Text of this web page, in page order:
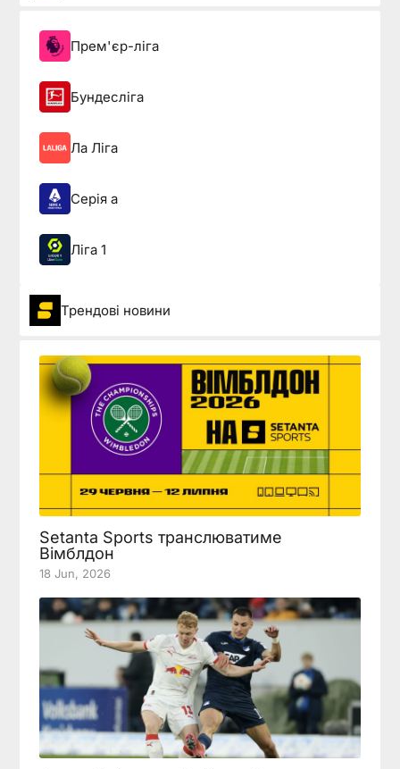
Прем'єр-ліга
Бундесліга
Ла Ліга
Серія а
Ліга 1
Трендові новини
Setanta Sports транслюватиме
Вімблдон
18 Jun, 2026